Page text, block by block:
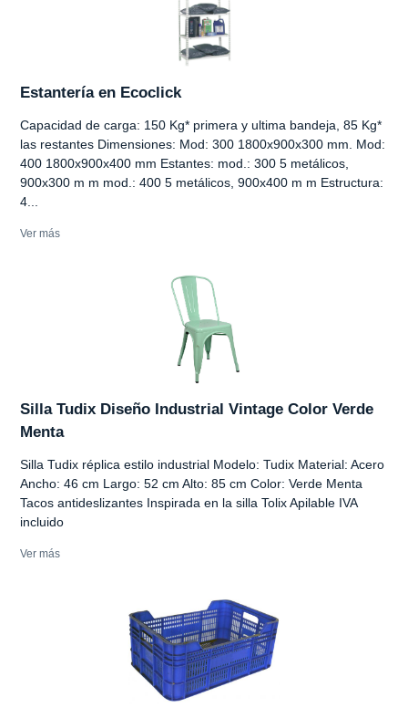
Estantería en Ecoclick
Capacidad de carga: 150 Kg* primera y ultima bandeja, 85 Kg*
las restantes Dimensiones: Mod: 300 1800x900x300 mm. Mod:
400 1800x900x400 mm Estantes: mod.: 300 5 metálicos,
900x300 m m mod.: 400 5 metálicos, 900x400 m m Estructura:
4...
Ver más
Silla Tudix Diseño Industrial Vintage Color Verde
Menta
Silla Tudix réplica estilo industrial Modelo: Tudix Material: Acero
Ancho: 46 cm Largo: 52 cm Alto: 85 cm Color: Verde Menta
Tacos antideslizantes Inspirada en la silla Tolix Apilable IVA
incluido
Ver más